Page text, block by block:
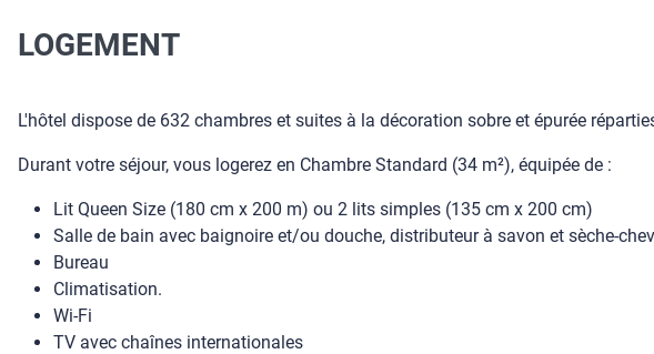
LOGEMENT
L'hôtel dispose de 632 chambres et suites à la décoration sobre et épurée
Durant votre séjour, vous logerez en Chambre Standard (34 m²), équipée de :
Lit Queen Size (180 cm x 200 m) ou 2 lits simples (135 cm x 200 cm)
Salle de bain avec baignoire et/ou douche, distributeur à savon et sèche-
Bureau
Climatisation.
Wi-Fi
TV avec chaînes internationales